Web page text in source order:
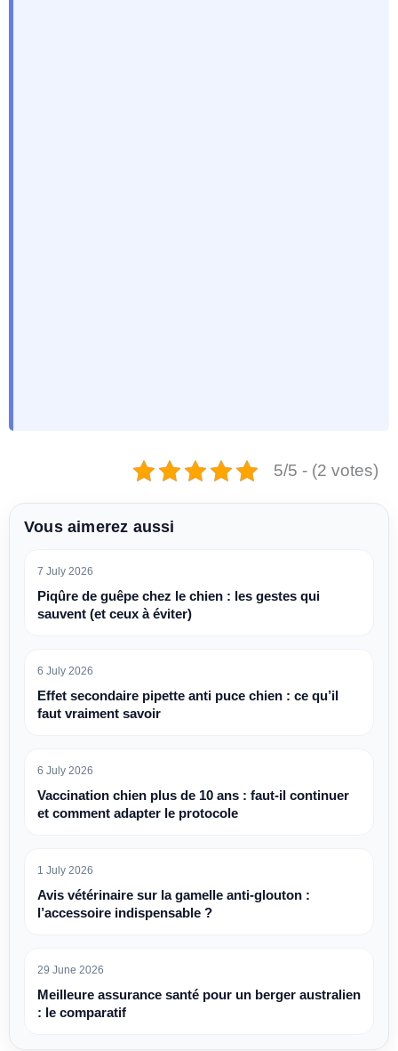
5/5 - (2 votes)
Vous aimerez aussi
7 July 2026
Piqûre de guêpe chez le chien : les gestes qui
sauvent (et ceux à éviter)
6 July 2026
Effet secondaire pipette anti puce chien : ce qu’il
faut vraiment savoir
6 July 2026
Vaccination chien plus de 10 ans : faut-il continuer
et comment adapter le protocole
1 July 2026
Avis vétérinaire sur la gamelle anti-glouton :
l’accessoire indispensable ?
29 June 2026
Meilleure assurance santé pour un berger australien
: le comparatif